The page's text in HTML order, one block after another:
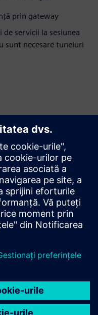
prin gateway
servicii la sesiunea
sunt necesare tuneluri